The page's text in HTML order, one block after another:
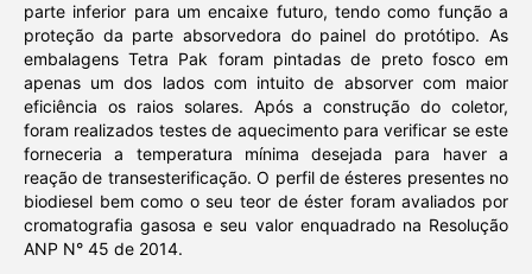
parte inferior para um encaixe futuro, tendo como função a
proteção da parte absorvedora do painel do protótipo. As
embalagens Tetra Pak foram pintadas de preto fosco em
apenas um dos lados com intuito de absorver com maior
eficiência os raios solares. Após a construção do coletor,
foram realizados testes de aquecimento para verificar se este
forneceria a temperatura mínima desejada para haver a
reação de transesterificação. O perfil de ésteres presentes no
biodiesel bem como o seu teor de éster foram avaliados por
cromatografia gasosa e seu valor enquadrado na Resolução
ANP N° 45 de 2014.